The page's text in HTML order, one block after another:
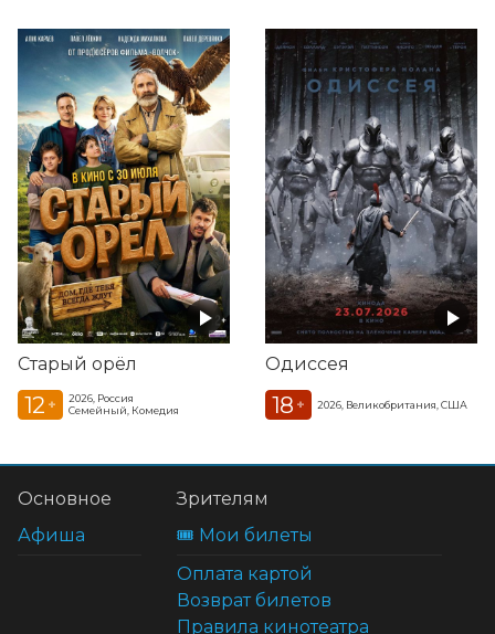
Старый орёл
12 +
2026, Россия
Семейный, Комедия
Одиссея
18 + 2026, Великобритания, США
Основное
Афиша
Зрителям
🎟️ Мои билеты
Оплата картой
Возврат билетов
Правила кинотеатра